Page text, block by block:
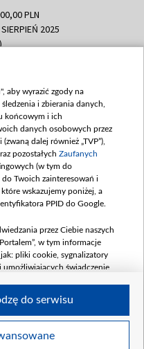
PLN
2025
PLN
październik 350
PLN
2025
PLN
2026 (wpłata
mln, 8
PLN
aby wyrazić zgody na
i zbierania danych,
końcowym i ich
danych osobowych przez
dalej również „TVP”),
pozostałych Zaufanych
(w tym do
Twoich zainteresowań i
wskazujemy poniżej, a
PPID do Google.
przez Ciebie naszych
w tym informacje
pliki cookie, sygnalizatory
świadczenie
przez Ciebie
do serwisu